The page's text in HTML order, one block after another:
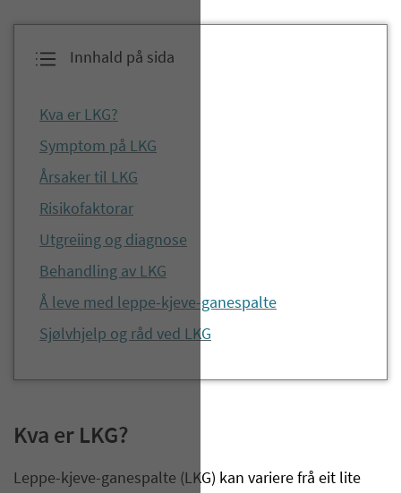
Innhald på sida
Kva er LKG?
Symptom på LKG
Årsaker til LKG
Risikofaktorar
Utgreiing og diagnose
Behandling av LKG
Å leve med leppe-kjeve-ganespalte
Sjølvhjelp og råd ved LKG
Kva er LKG?
Leppe-kjeve-ganespalte (LKG) kan variere frå eit lite